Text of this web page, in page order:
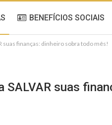
BENEFÍCIOS SOCIAIS
suas finanças: dinheiro sobra todo mês!
suas